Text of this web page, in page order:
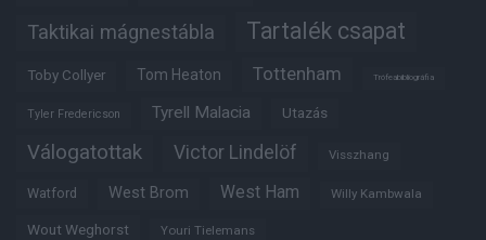
Taktikai mágnestábla Tartalék csapat
Toby Collyer Tom Heaton Tottenham Trófeabibliográfia
Tyler Fredericson Tyrell Malacia Utazás
Válogatottak Victor Lindelöf Visszhang
Watford West Brom West Ham Willy Kambwala
Wout Weghorst Youri Tielemans